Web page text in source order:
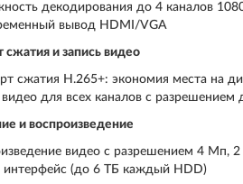
декодирования до 4 каналов
вывод HDMI/VGA
сжатия и запись видео
сжатия H.265+: экономия места на
видео для всех каналов с
и воспроизведение
видео с разрешением 4 Мп,
интерфейс (до 6 TБ каждый HDD)